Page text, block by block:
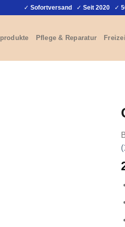
✓ Sofortversand ✓ Seit 2020 ✓
Pflege & Reparatur
(